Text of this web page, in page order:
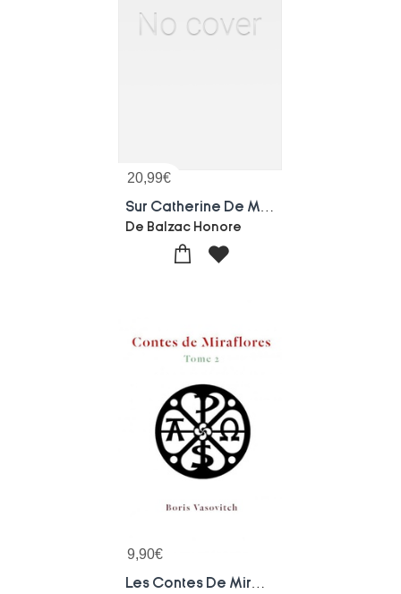
20,99€
De Balzac Honore
9,90€